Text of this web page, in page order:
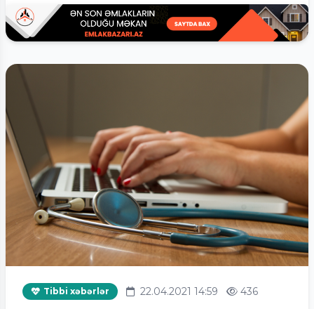
Tibbi xəbərlər 22.04.2021 14:59 436